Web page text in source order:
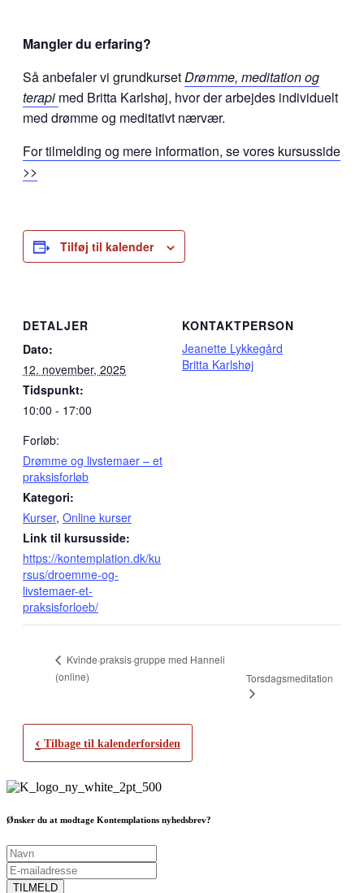
Mangler du erfaring?
Så anbefaler vi grundkursetDrømme, meditation og
terapi med Britta Karlshøj, hvor der arbejdes individuelt
med drømme og meditativt nærvær.
For tilmelding og mere information, se vores kursusside
>>
Tilføj til kalender
DETALJER
Dato:
12. november, 2025
Tidspunkt:
10:00 - 17:00
Forløb:
Drømme og livstemaer – et
praksisforløb
Kategori:
Kurser, Online kurser
Link til kursusside:
https://kontemplation.dk/ku
rsus/droemme-og-
livstemaer-et-
praksisforloeb/
KONTAKTPERSON
Jeanette Lykkegård
Britta Karlshøj
Kvinde·praksis·gruppe med Hanneli
(online)
Torsdagsmeditation
‹ Tilbage til kalenderforsiden
Ønsker du at modtage Kontemplations nyhedsbrev?